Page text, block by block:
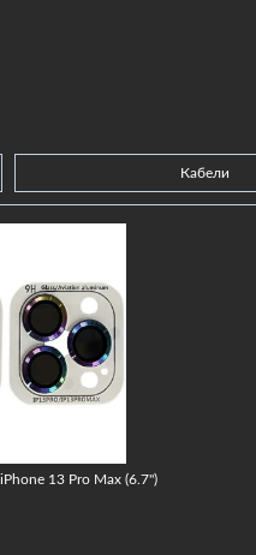
Кабели
13 Pro Max (6.7")